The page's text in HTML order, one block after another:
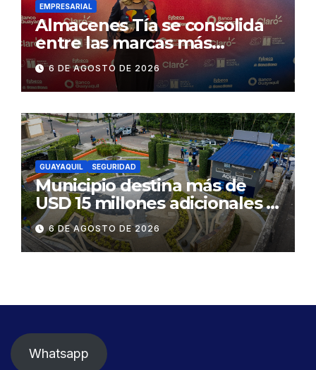
EMPRESARIAL
Almacenes Tía se consolida
entre las marcas más
influyentes del Ecuador
6 DE AGOSTO DE 2026
GUAYAQUIL SEGURIDAD
Municipio destina más de
USD 15 millones adicionales a
SEGURA EP para fortalecer la
seguridad ciudadana
6 DE AGOSTO DE 2026
Whatsapp